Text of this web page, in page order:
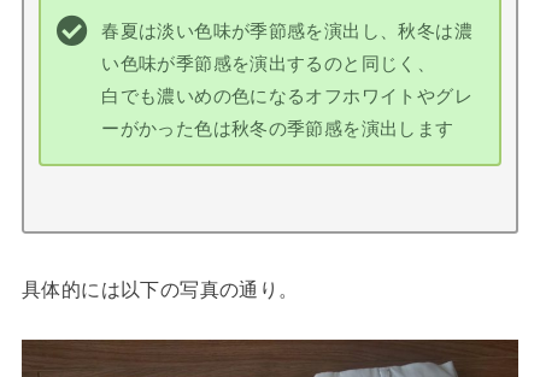
春夏は淡い色味が季節感を演出し、秋冬は濃
い色味が季節感を演出するのと同じく、
白でも濃いめの色になるオフホワイトやグレ
ーがかった色は秋冬の季節感を演出します
具体的には以下の写真の通り。